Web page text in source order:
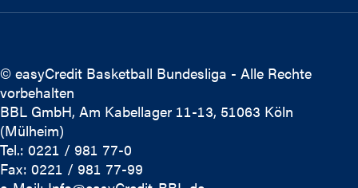
© easyCredit Basketball Bundesliga - Alle Rechte
vorbehalten
BBL GmbH, Am Kabellager 11-13, 51063 Köln
(Mülheim)
Tel.: 0221 / 981 77-0
Fax: 0221 / 981 77-99